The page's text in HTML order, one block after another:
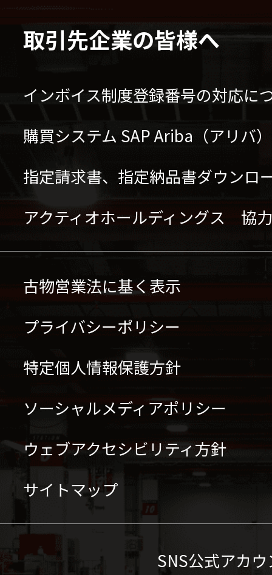
取引先企業の皆様へ
インボイス制度登録番号の対応に
購買システム SAP Ariba（アリバ
指定請求書、指定納品書ダウンロ
アクティオホールディングス 協
古物営業法に基く表示
プライバシーポリシー
特定個人情報保護方針
ソーシャルメディアポリシー
ウェブアクセシビリティ方針
サイトマップ
SNS公式アカ